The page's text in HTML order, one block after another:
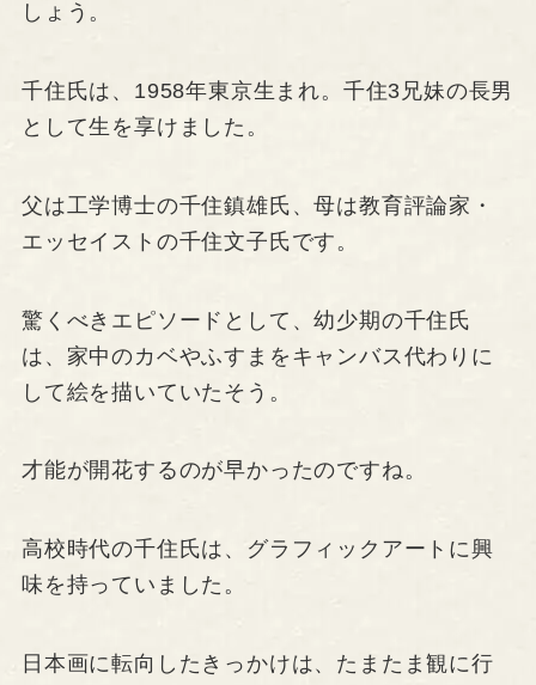
しょう。
千住氏は、1958年東京生まれ。千住3兄妹の長男
として生を享けました。
父は工学博士の千住鎮雄氏、母は教育評論家・
エッセイストの千住文子氏です。
驚くべきエピソードとして、幼少期の千住氏
は、家中のカベやふすまをキャンバス代わりに
して絵を描いていたそう。
才能が開花するのが早かったのですね。
高校時代の千住氏は、グラフィックアートに興
味を持っていました。
日本画に転向したきっかけは、たまたま観に行